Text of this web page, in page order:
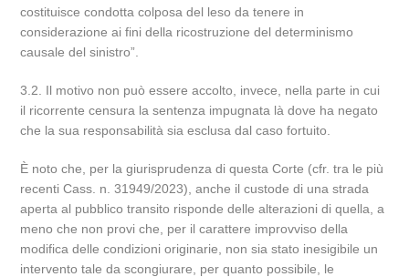
costituisce condotta colposa del leso da tenere in
considerazione ai fini della ricostruzione del determinismo
causale del sinistro”.
3.2. Il motivo non può essere accolto, invece, nella parte in cui
il ricorrente censura la sentenza impugnata là dove ha negato
che la sua responsabilità sia esclusa dal caso fortuito.
È noto che, per la giurisprudenza di questa Corte (cfr. tra le più
recenti Cass. n. 31949/2023), anche il custode di una strada
aperta al pubblico transito risponde delle alterazioni di quella, a
meno che non provi che, per il carattere improvviso della
modifica delle condizioni originarie, non sia stato inesigibile un
intervento tale da scongiurare, per quanto possibile, le